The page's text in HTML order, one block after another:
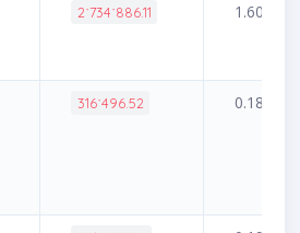
2˙734˙886.11 1.60%
316˙496.52 0.18%